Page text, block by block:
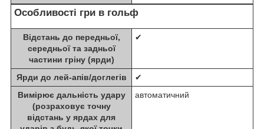
Особливості гри в гольф
Відстань до передньої,
середньої та задньої
частини гріну (ярди)
✔
Ярди до лей-апів/доглегів
✔
Вимірює дальність удару
(розраховує точну
відстань у ярдах для
автоматичний